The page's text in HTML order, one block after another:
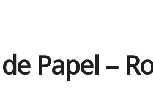
Papel –